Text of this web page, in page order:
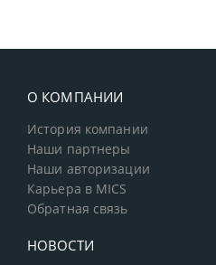
О КОМПАНИИ
История компании
Наши партнеры
Наши авторизации
Карьера в MICS
Обратная связь
НОВОСТИ